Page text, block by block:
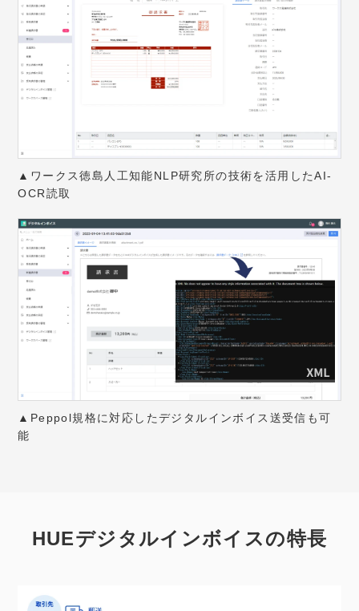
▲ワークス徳島人工知能NLP研究所の技術を活用したAI-
OCR読取
▲Peppol規格に対応したデジタルインボイス送受信も可
能
HUEデジタルインボイスの特長